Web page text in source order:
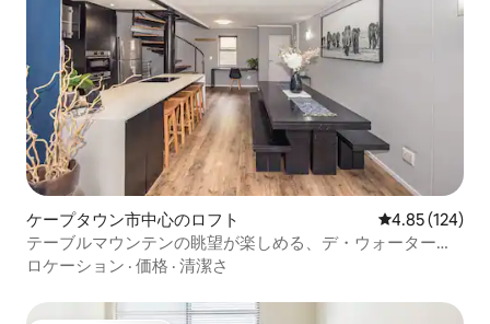
ケープタウン市中心のロフト レビュー124
4.85 (124)
テーブルマウンテンの眺望が楽しめる、デ・ウォーターカ
ントのモダンな1ベッドルーム！
ロケーション · 価格 · 清潔さ